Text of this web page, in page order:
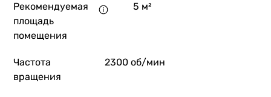
Рекомендуемая
площадь
помещения
5 м²
Частота
вращения
2300 об/мин